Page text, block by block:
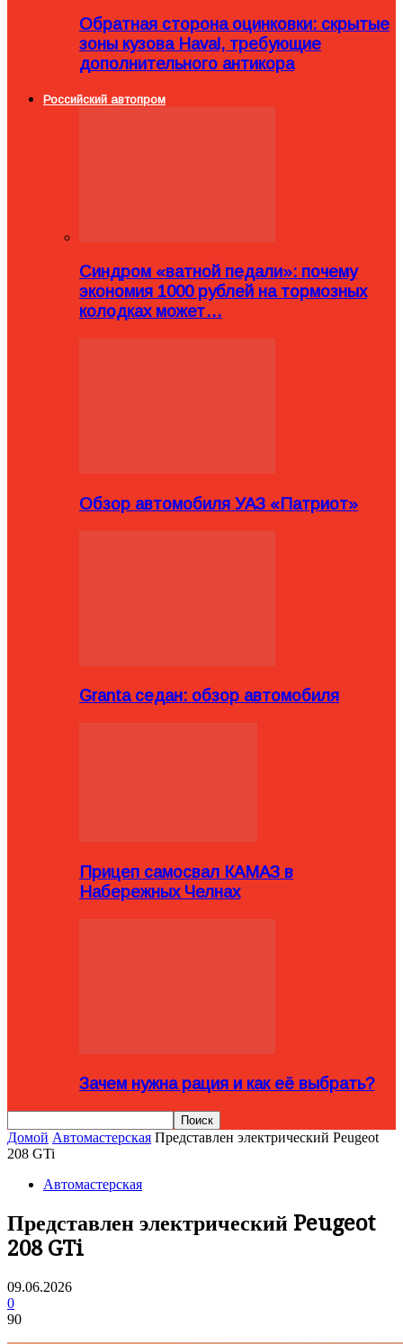
Обратная сторона оцинковки: скрытые
зоны кузова Haval, требующие
дополнительного антикора
Российский автопром
Синдром «ватной педали»: почему
экономия 1000 рублей на тормозных
колодках может…
Обзор автомобиля УАЗ «Патриот»
Granta седан: обзор автомобиля
Прицеп самосвал КАМАЗ в
Набережных Челнах
Зачем нужна рация и как её выбрать?
Домой Автомастерская Представлен электрический Peugeot
208 GTi
Автомастерская
Представлен электрический Peugeot
208 GTi
09.06.2026
0
90